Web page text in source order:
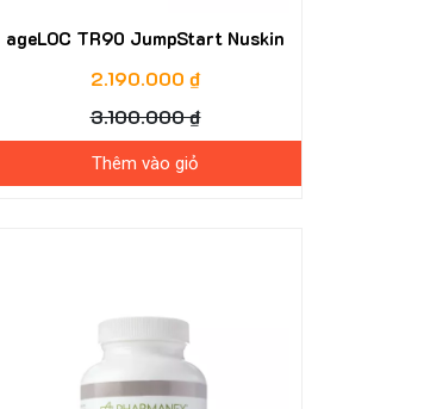
ageLOC TR90 JumpStart Nuskin
2.190.000 ₫
3.100.000 ₫
Thêm vào giỏ